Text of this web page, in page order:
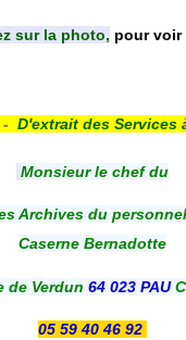
sur la photo, pour voir
D'extrait des Services
Monsieur le chef du
Archives du
Caserne Bernadotte
de Verdun 64 023 PAU
05 59 40 46 92